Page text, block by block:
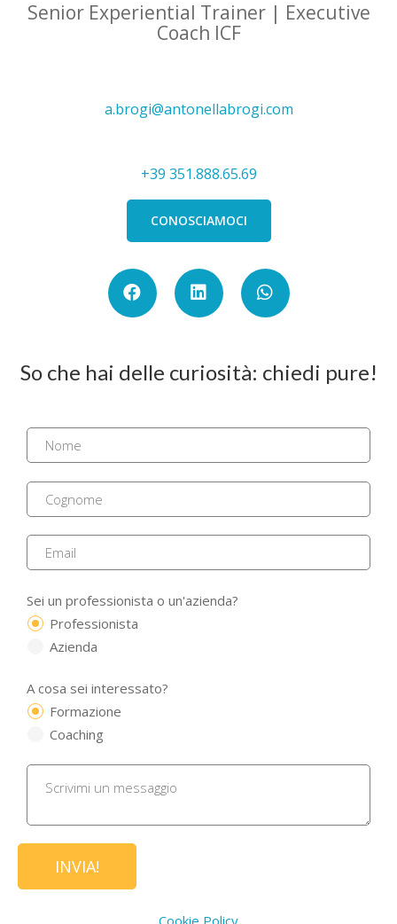
Senior Experiential Trainer | Executive
Coach ICF
a.brogi@antonellabrogi.com
+39 351.888.65.69
CONOSCIAMOCI
So che hai delle curiosità: chiedi pure!
Sei un professionista o un'azienda?
Professionista
Azienda
A cosa sei interessato?
Formazione
Coaching